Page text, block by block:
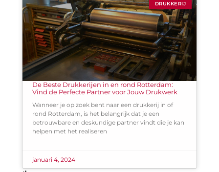
DRUKKERIJ
De Beste Drukkerijen in en rond Rotterdam:
Vind de Perfecte Partner voor Jouw Drukwerk
Wanneer je op zoek bent naar een drukkerij in of
rond Rotterdam, is het belangrijk dat je een
betrouwbare en deskundige partner vindt die je kan
helpen met het realiseren
januari 4, 2024